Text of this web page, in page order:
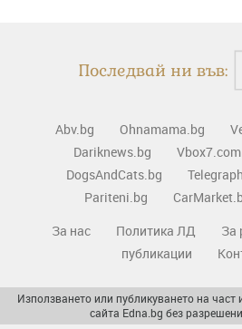
Последвай ни във:
Abv.bg Ohnamama.bg
Dariknews.bg
Vbox7.com
DogsAndCats.bg
Pariteni.bg
За нас
Политика ЛД За
публикации
Използването или публикуването на
сайта Edna.bg без